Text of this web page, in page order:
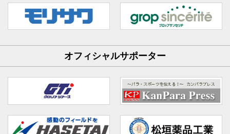
オフィシャルサポーター